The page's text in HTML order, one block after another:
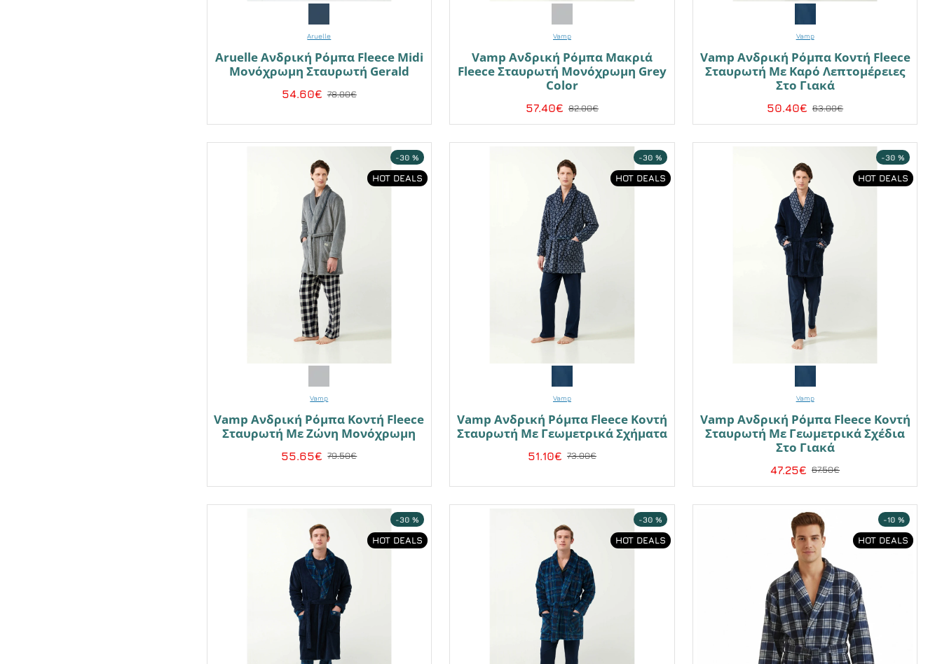
Aruelle
Aruelle Ανδρική Ρόμπα Fleece Midi
Μονόχρωμη Σταυρωτή Gerald
54.60€ 78.00€
Vamp
Vamp Ανδρική Ρόμπα Μακριά
Fleece Σταυρωτή Μονόχρωμη Grey
Color
57.40€ 82.00€
Vamp
Vamp Ανδρική Ρόμπα Κοντή Fleece
Σταυρωτή Με Καρό Λεπτομέρειες
Στο Γιακά
50.40€ 63.00€
HOT DEALS
-30 %
Vamp
Vamp Ανδρική Ρόμπα Κοντή Fleece
Σταυρωτή Με Ζώνη Μονόχρωμη
55.65€ 79.50€
HOT DEALS
-30 %
Vamp
Vamp Ανδρική Ρόμπα Fleece Κοντή
Σταυρωτή Με Γεωμετρικά Σχήματα
51.10€ 73.00€
HOT DEALS
-30 %
Vamp
Vamp Ανδρική Ρόμπα Fleece Κοντή
Σταυρωτή Με Γεωμετρικά Σχέδια
Στο Γιακά
47.25€ 67.50€
HOT DEALS
-30 %
HOT DEALS
-30 %
HOT DEALS
-10 %